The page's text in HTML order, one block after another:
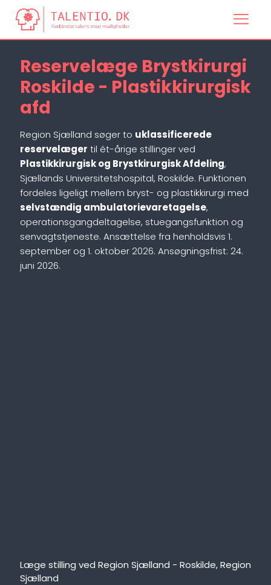
Reservelæge Brystkirurgi
Roskilde - Plastikkirurgisk
afd
Region Sjælland søger to uklassificerede
reservelæger til ét-årige stillinger ved
Plastikkirurgisk og Brystkirurgisk Afdeling,
Sjællands Universitetshospital, Roskilde. Funktionen
fordeles ligeligt mellem bryst- og plastikkirurgi med
selvstændig ambulatorievaretagelse,
operationsgangdeltagelse, stuegangsfunktion og
senvagtstjeneste. Ansættelse fra henholdsvis 1.
september og 1. oktober 2026. Ansøgningsfrist: 24.
juni 2026.
Læge stilling ved Region Sjælland - Roskilde, Region
Sjælland